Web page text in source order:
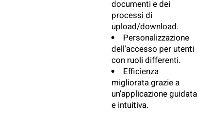
documenti e dei
processi di
upload/download.
Personalizzazione
dell'accesso per utenti
con ruoli differenti.
Efficienza
migliorata grazie a
un'applicazione guidata
e intuitiva.